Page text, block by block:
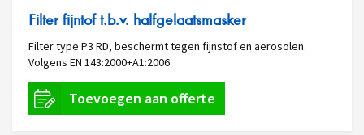
Filter fijntof t.b.v. halfgelaatsmasker
Filter type P3 RD, beschermt tegen fijnstof en aerosolen.
Volgens EN 143:2000+A1:2006